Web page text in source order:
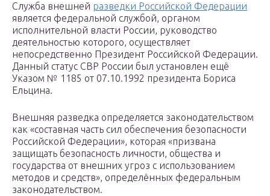
Служба внешней разведки Российской Федерации
является федеральной службой, органом
исполнительной власти России, руководство
деятельностью которого, осуществляет
непосредственно Президент Российской Федерации.
Данный статус СВР России был установлен ещё
Указом № 1185 от 07.10.1992 президента Бориса
Ельцина.
Внешняя разведка определяется законодательством
как «составная часть сил обеспечения безопасности
Российской Федерации», которая «призвана
защищать безопасность личности, общества и
государства от внешних угроз с использованием
методов и средств», определённых федеральным
законодательством.